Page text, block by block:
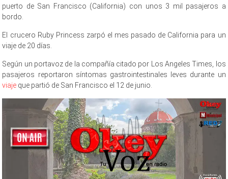
puerto de San Francisco (California) con unos 3 mil pasajeros a
bordo.
El crucero Ruby Princess zarpó el mes pasado de California para un
viaje de 20 días.
Según un portavoz de la compañía citado por Los Angeles Times, los
pasajeros reportaron síntomas gastrointestinales leves durante un
viaje que partió de San Francisco el 12 de junio.